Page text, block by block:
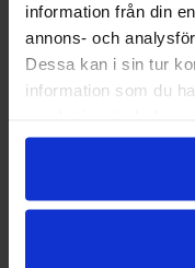
information från din
annons- och
Dessa kan i sin tur
information som du
+46 70-